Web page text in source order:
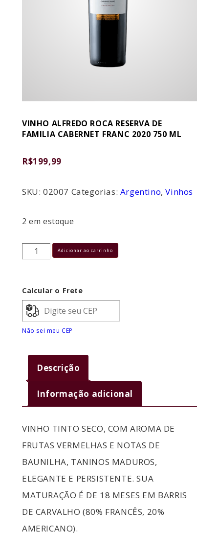
VINHO ALFREDO ROCA RESERVA DE
FAMILIA CABERNET FRANC 2020 750 ML
R$199,99
SKU: 02007 Categorias: Argentino,Vinhos
2 em estoque
VINHO
RESERVA
DE
FAMILIA
FRANC
2020
quantidade
Adicionar ao carrinho
Calcular o Frete
Não sei meu CEP
Descrição
Informação adicional
VINHO TINTO SECO, COM AROMA DE
FRUTAS VERMELHAS E NOTAS DE
BAUNILHA, TANINOS MADUROS,
ELEGANTE E PERSISTENTE. SUA
MATURAÇÃO É DE 18 MESES EM BARRIS
DE CARVALHO (80% FRANCÊS, 20%
AMERICANO).